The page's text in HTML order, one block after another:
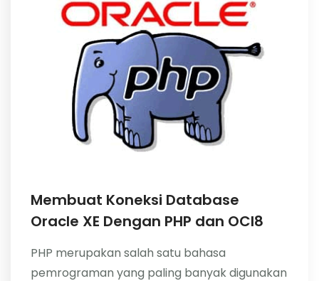
Membuat Koneksi Database
Oracle XE Dengan PHP dan OCI8
PHP merupakan salah satu bahasa
pemrograman yang paling banyak digunakan